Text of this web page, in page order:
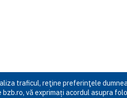
traficul, reţine preferinţele
vă exprimați acordul asupra